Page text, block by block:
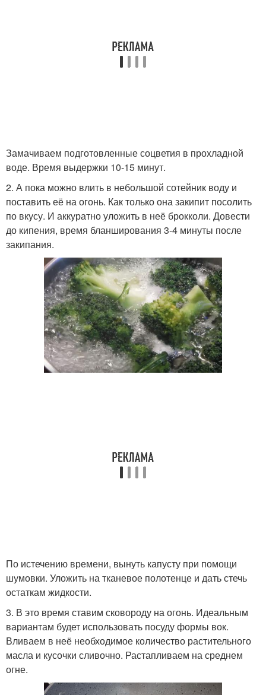
Замачиваем подготовленные соцветия в прохладной
воде. Время выдержки 10-15 минут.
2. А пока можно влить в небольшой сотейник воду и
поставить её на огонь. Как только она закипит посолить
по вкусу. И аккуратно уложить в неё брокколи. Довести
до кипения, время бланширования 3-4 минуты после
закипания.
По истечению времени, вынуть капусту при помощи
шумовки. Уложить на тканевое полотенце и дать стечь
остаткам жидкости.
3. В это время ставим сковороду на огонь. Идеальным
вариантам будет использовать посуду формы вок.
Вливаем в неё необходимое количество растительного
масла и кусочки сливочно. Растапливаем на среднем
огне.